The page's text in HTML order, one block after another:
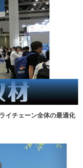
イチェーン全体の最適化